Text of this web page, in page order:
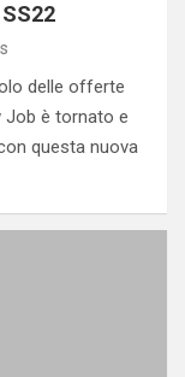
delle offerte
Job è tornato e
questa nuova